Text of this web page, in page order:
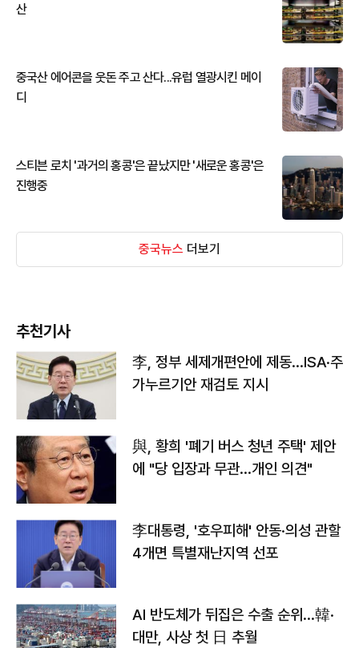
산
중국산 에어콘을 웃돈 주고 산다...유럽 열광시킨 메이
디
스티븐 로치 '과거의 홍콩'은 끝났지만 '새로운 홍콩'은
진행중
중국뉴스 더보기
추천기사
李, 정부 세제개편안에 제동…ISA·주
가누르기안 재검토 지시
與, 황희 '폐기 버스 청년 주택' 제안
에 "당 입장과 무관…개인 의견"
李대통령, '호우피해' 안동·의성 관할
4개면 특별재난지역 선포
AI 반도체가 뒤집은 수출 순위…韓·
대만, 사상 첫 日 추월